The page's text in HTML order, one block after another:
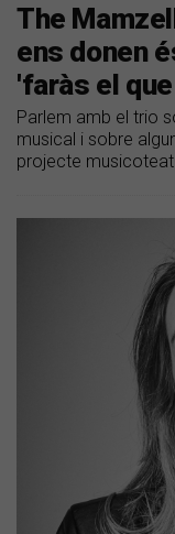
The
ens donen
'faràs el
Parlem amb el trio
musical i sobre
projecte